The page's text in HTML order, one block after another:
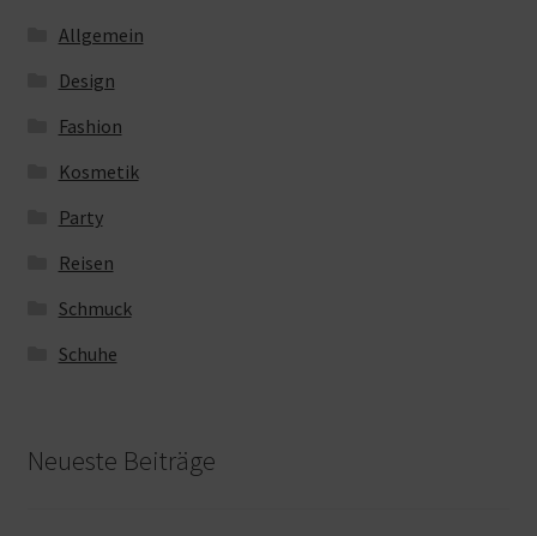
Allgemein
Design
Fashion
Kosmetik
Party
Reisen
Schmuck
Schuhe
Neueste Beiträge